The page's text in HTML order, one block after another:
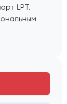
LPT.